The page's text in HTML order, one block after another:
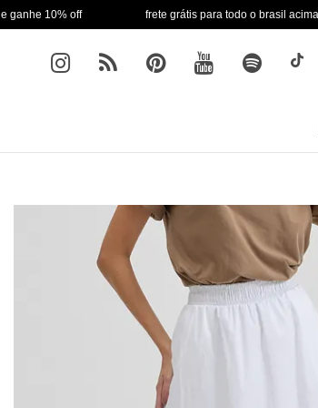
off frete grátis para todo o brasil acima de R$ 349